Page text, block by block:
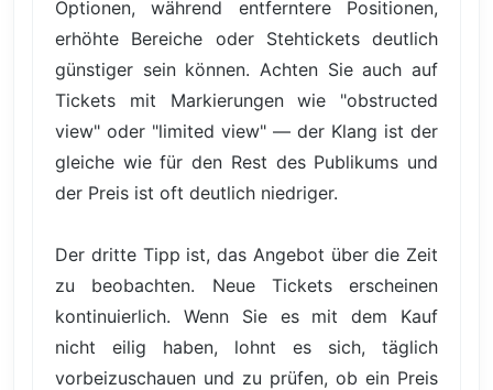
Optionen, während entferntere Positionen,
erhöhte Bereiche oder Stehtickets deutlich
günstiger sein können. Achten Sie auch auf
Tickets mit Markierungen wie "obstructed
view" oder "limited view" — der Klang ist der
gleiche wie für den Rest des Publikums und
der Preis ist oft deutlich niedriger.
Der dritte Tipp ist, das Angebot über die Zeit
zu beobachten. Neue Tickets erscheinen
kontinuierlich. Wenn Sie es mit dem Kauf
nicht eilig haben, lohnt es sich, täglich
vorbeizuschauen und zu prüfen, ob ein Preis